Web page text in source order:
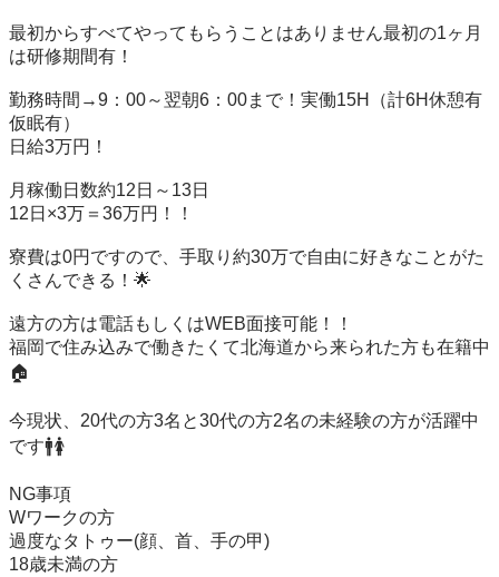
最初からすべてやってもらうことはありません最初の1ヶ月
は研修期間有！
勤務時間→9：00～翌朝6：00まで！実働15H（計6H休憩有
仮眠有）
日給3万円！
月稼働日数約12日～13日
12日×3万＝36万円！！
寮費は0円ですので、手取り約30万で自由に好きなことがた
くさんできる！🌟
遠方の方は電話もしくはWEB面接可能！！
福岡で住み込みで働きたくて北海道から来られた方も在籍中
🏠️
今現状、20代の方3名と30代の方2名の未経験の方が活躍中
です🚹🚺
NG事項
Wワークの方
過度なタトゥー(顔、首、手の甲)
18歳未満の方